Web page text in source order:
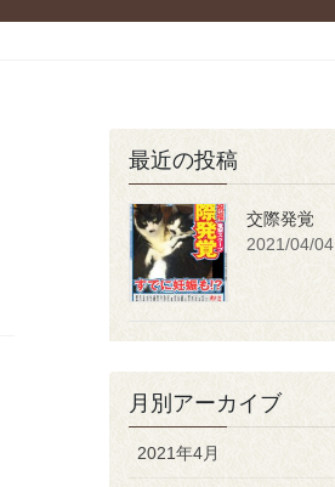
最近の投稿
交際発覚
2021/04/04
月別アーカイブ
2021年4月